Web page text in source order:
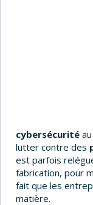
cybersécurité
lutter contre des
est parfois
fabrication, pour
fait que les
matière.